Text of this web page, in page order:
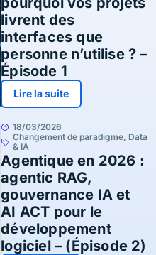
livrent des
interfaces que
personne n’utilise ? –
Épisode 1
Lire la suite
18/03/2026
Changement de paradigme, Data
& IA
Agentique en 2026 :
agentic RAG,
gouvernance IA et
AI ACT pour le
développement
logiciel – (Épisode 2)